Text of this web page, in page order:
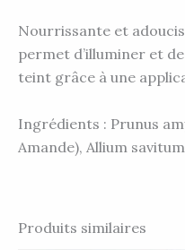
Nourrissante et
permet d’illuminer et
teint grâce à une
Ingrédients : Prunus
Amande), Allium
Produits similaires